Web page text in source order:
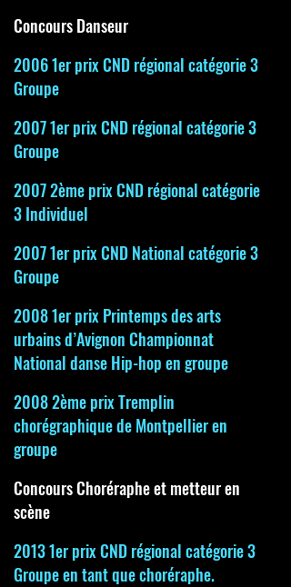
Concours Danseur
2006 1er prix CND régional catégorie 3
Groupe
2007 1er prix CND régional catégorie 3
Groupe
2007 2ème prix CND régional catégorie
3 Individuel
2007 1er prix CND National catégorie 3
Groupe
2008 1er prix Printemps des arts
urbains d’Avignon Championnat
National danse Hip-hop en groupe
2008 2ème prix Tremplin
chorégraphique de Montpellier en
groupe
Concours Choréraphe et metteur en
scène
2013 1er prix CND régional catégorie 3
Groupe en tant que choréraphe.